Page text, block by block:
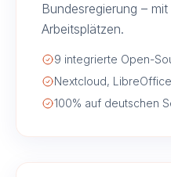
Bundesregierung –
Arbeitsplätzen.
9 integrierte Open-
Nextcloud,
100% auf deutschen